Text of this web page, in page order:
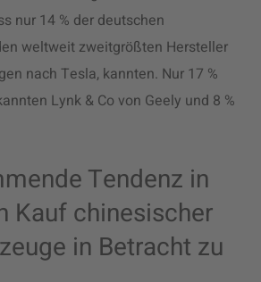
nur 14 % der deutschen
weltweit zweitgrößten Hersteller
nach Tesla, kannten. Nur 17 %
Lynk & Co von Geely und 8 %
Tendenz in
Kauf chinesischer
in Betracht zu